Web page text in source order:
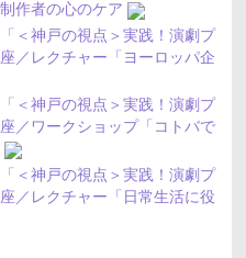
作者の心のケア
＜神戸の視点＞実践！演劇プ
／レクチャー「ヨーロッパ企
＜神戸の視点＞実践！演劇プ
／ワークショップ「コトバで
＜神戸の視点＞実践！演劇プ
／レクチャー「日常生活に役